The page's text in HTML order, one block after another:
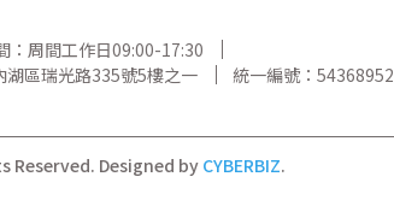
：周間工作日09:00-17:30
湖區瑞光路335號5樓之一 統一編號：54368952
Reserved. Designed by CYBERBIZ.